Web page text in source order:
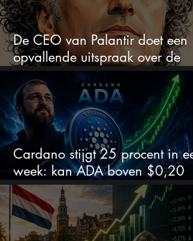
De CEO van Palantir doet een
opvallende uitspraak over de
beurs
Cardano stijgt 25 procent in
week: kan ADA boven $0,20
blijven?